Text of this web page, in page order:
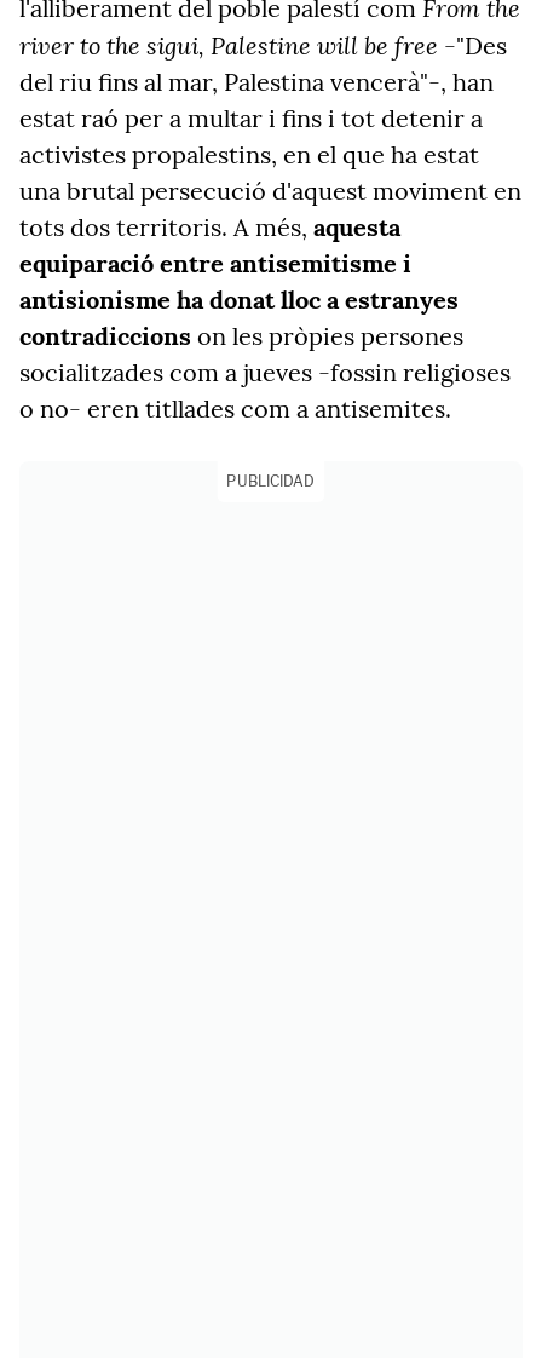
l'alliberament del poble palestí com From the
river to the sigui, Palestine will be free -"Des
del riu fins al mar, Palestina vencerà"-, han
estat raó per a multar i fins i tot detenir a
activistes propalestins, en el que ha estat
una brutal persecució d'aquest moviment en
tots dos territoris. A més, aquesta
equiparació entre antisemitisme i
antisionisme ha donat lloc a estranyes
contradiccions on les pròpies persones
socialitzades com a jueves -fossin religioses
o no- eren titllades com a antisemites.
PUBLICIDAD